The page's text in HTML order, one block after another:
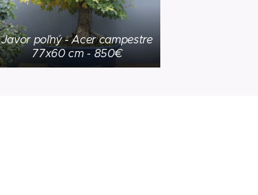
Javor poľný - Acer campestre
77x60 cm - 850€